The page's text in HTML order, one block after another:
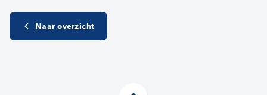
Naar overzicht